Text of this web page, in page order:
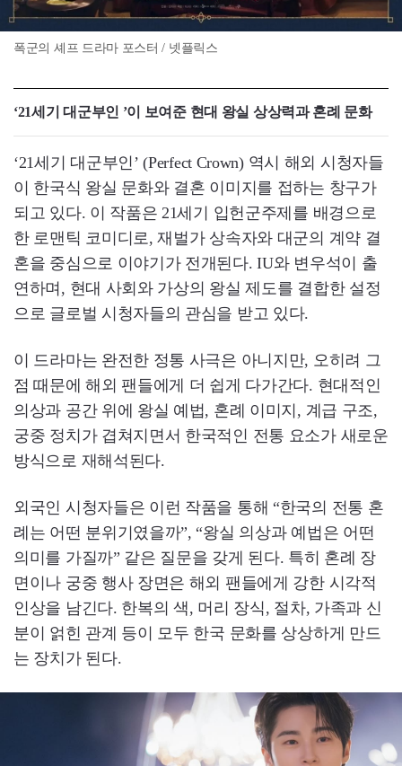
폭군의 셰프 드라마 포스터 / 넷플릭스
‘21세기 대군부인 ’이 보여준 현대 왕실 상상력과 혼례 문화
‘21세기 대군부인’ (Perfect Crown) 역시 해외 시청자들
이 한국식 왕실 문화와 결혼 이미지를 접하는 창구가
되고 있다. 이 작품은 21세기 입헌군주제를 배경으로
한 로맨틱 코미디로, 재벌가 상속자와 대군의 계약 결
혼을 중심으로 이야기가 전개된다. IU와 변우석이 출
연하며, 현대 사회와 가상의 왕실 제도를 결합한 설정
으로 글로벌 시청자들의 관심을 받고 있다.
이 드라마는 완전한 정통 사극은 아니지만, 오히려 그
점 때문에 해외 팬들에게 더 쉽게 다가간다. 현대적인
의상과 공간 위에 왕실 예법, 혼례 이미지, 계급 구조,
궁중 정치가 겹쳐지면서 한국적인 전통 요소가 새로운
방식으로 재해석된다.
외국인 시청자들은 이런 작품을 통해 “한국의 전통 혼
례는 어떤 분위기였을까”, “왕실 의상과 예법은 어떤
의미를 가질까” 같은 질문을 갖게 된다. 특히 혼례 장
면이나 궁중 행사 장면은 해외 팬들에게 강한 시각적
인상을 남긴다. 한복의 색, 머리 장식, 절차, 가족과 신
분이 얽힌 관계 등이 모두 한국 문화를 상상하게 만드
는 장치가 된다.